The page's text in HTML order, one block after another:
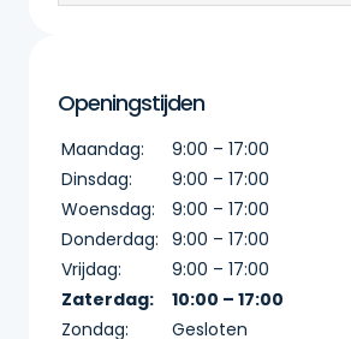
Openingstijden
Maandag:
9:00 – 17:00
Dinsdag:
9:00 – 17:00
Woensdag:
9:00 – 17:00
Donderdag: 9:00 – 17:00
Vrijdag:
9:00 – 17:00
Zaterdag:
10:00 – 17:00
Zondag:
Gesloten